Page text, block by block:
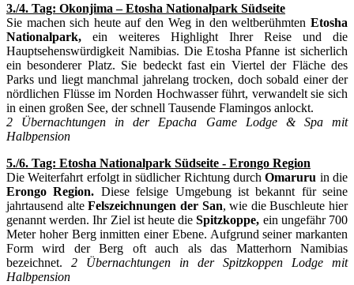
3./4. Tag: Okonjima – Etosha Nationalpark Südseite
Sie machen sich heute auf den Weg in den weltberühmten Etosha
Nationalpark, ein weiteres Highlight Ihrer Reise und die
Hauptsehenswürdigkeit Namibias. Die Etosha Pfanne ist sicherlich
ein besonderer Platz. Sie bedeckt fast ein Viertel der Fläche des
Parks und liegt manchmal jahrelang trocken, doch sobald einer der
nördlichen Flüsse im Norden Hochwasser führt, verwandelt sie sich
in einen großen See, der schnell Tausende Flamingos anlockt.
2 Übernachtungen in der Epacha Game Lodge & Spa mit
Halbpension
5./6. Tag: Etosha Nationalpark Südseite - Erongo Region
Die Weiterfahrt erfolgt in südlicher Richtung durchOmaruru in die
Erongo Region. Diese felsige Umgebung ist bekannt für seine
jahrtausend alteFelszeichnungen der San, wie die Buschleute hier
genannt werden. Ihr Ziel ist heute dieSpitzkoppe, ein ungefähr 700
Meter hoher Berg inmitten einer Ebene. Aufgrund seiner markanten
Form wird der Berg oft auch als das Matterhorn Namibias
bezeichnet. 2 Übernachtungen in der Spitzkoppen Lodge mit
Halbpension